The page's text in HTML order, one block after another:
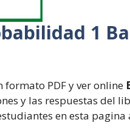
1
PDF y ver online
y las respuestas del
en esta pagina